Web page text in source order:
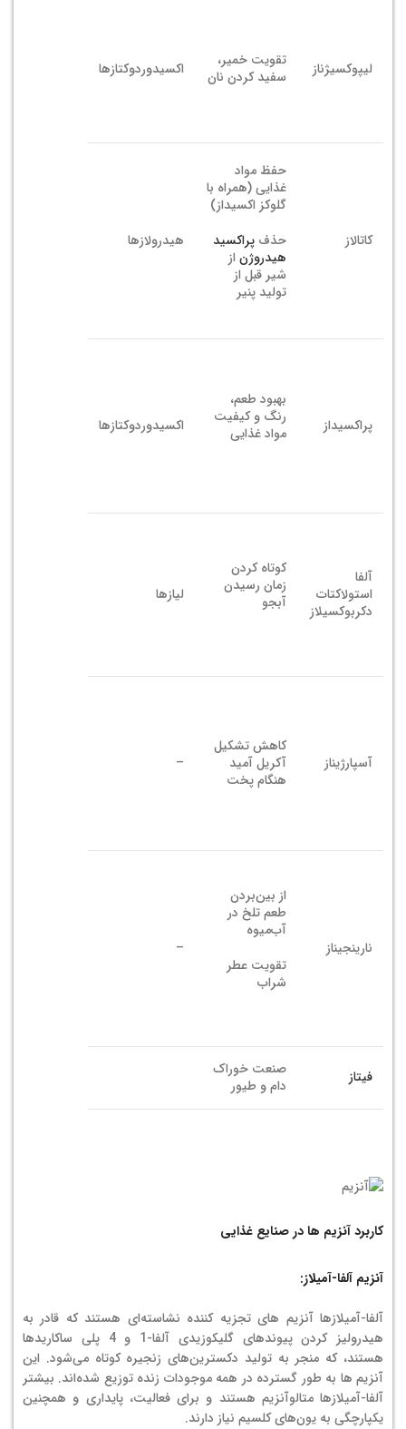
لیپوکسیژناز
تقویت خمیر،
سفید کردن نان
اکسیدوردوکتازها
کاتالاز
حفظ مواد
غذایی (همراه با
گلوکز اکسیداز)
حذف پراکسید
هیدروژن از
شیر قبل از
تولید پنیر
هیدرولازها
پراکسیداز
بهبود طعم،
رنگ و کیفیت
مواد غذایی
اکسیدوردوکتازها
آلفا
استولاکتات
دکربوکسیلاز
کوتاه کردن
زمان رسیدن
آبجو
لیازها
آسپارژیناز
کاهش تشکیل
آکریل آمید
هنگام پخت
–
نارینجیناز
از بین‌بردن
طعم تلخ در
آب‌میوه
تقویت عطر
شراب
–
فیتاز
صنعت خوراک
دام و طیور
کاربرد آنزیم ها در صنایع غذایی
آنزیم آلفا-آمیلاز:
آلفا-آمیلازها آنزیم های تجزیه کننده نشاسته‌ای هستند که قادر به
هیدرولیز کردن پیوندهای گلیکوزیدی آلفا-1 و 4 پلی ساکاریدها
هستند، که منجر به تولید دکسترین‌های زنجیره کوتاه می‌شود. این
آنزیم ها به طور گسترده در همه موجودات زنده توزیع شده‌اند. بیشتر
آلفا-آمیلازها متالوآنزیم هستند و برای فعالیت، پایداری و همچنین
یکپارچگی به یون‌های کلسیم نیاز دارند.